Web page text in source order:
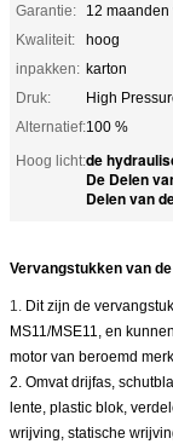
Garantie:
12
Kwaliteit:
hoog
inpakken: karton
Druk:
High
Alternatief:100 %
Hoog licht:de
De Delen
Delen van
Vervangstukken van
1. Dit zijn de
MS11/MSE11, en
motor van beroemd
2. Omvat drijfas,
lente, plastic blok,
wrijving, statische